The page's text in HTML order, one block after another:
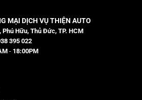
MẠI DỊCH VỤ THIỆN AUTO
Phú Hữu, Thủ Đức, TP. HCM
395 022
- 18:00PM